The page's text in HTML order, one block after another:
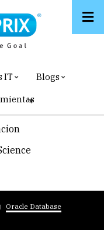
IT
Blogs
Oracle Database